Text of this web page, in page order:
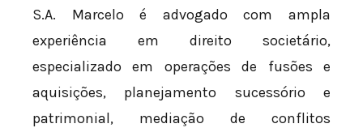
S.A. Marcelo é advogado com ampla
experiência em direito societário,
especializado em operações de fusões e
aquisições, planejamento sucessório e
patrimonial, mediação de conflitos